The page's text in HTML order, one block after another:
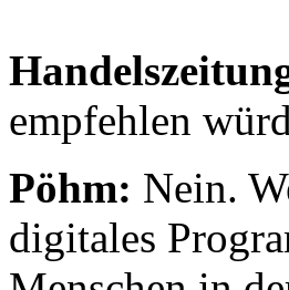
empfehlen
Pöhm: Nein.
digitales